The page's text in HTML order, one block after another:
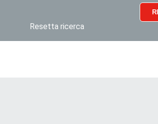
Resetta ricerca